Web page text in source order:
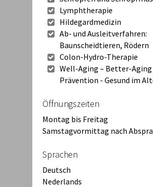
Lymphtherapie
Hildegardmedizin
Ab- und Ausleitverfahren:
Baunscheidtieren, Rödern
Colon-Hydro-Therapie
Well-Aging – Better-Aging
Prävention - Gesund im
Öffnungszeiten
Montag bis Freitag
Samstagvormittag nach
Sprachen
Deutsch
Nederlands